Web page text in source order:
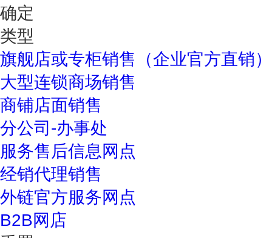
确定
类型
旗舰店或专柜销售（企业官方直销）
大型连锁商场销售
商铺店面销售
分公司-办事处
服务售后信息网点
经销代理销售
外链官方服务网点
B2B网店